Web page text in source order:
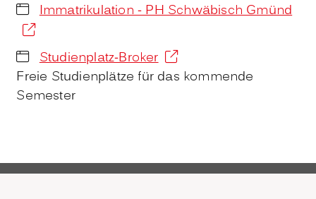
Immatrikulation - PH Schwäbisch Gmünd
Studienplatz-Broker
Freie Studienplätze für das kommende
Semester